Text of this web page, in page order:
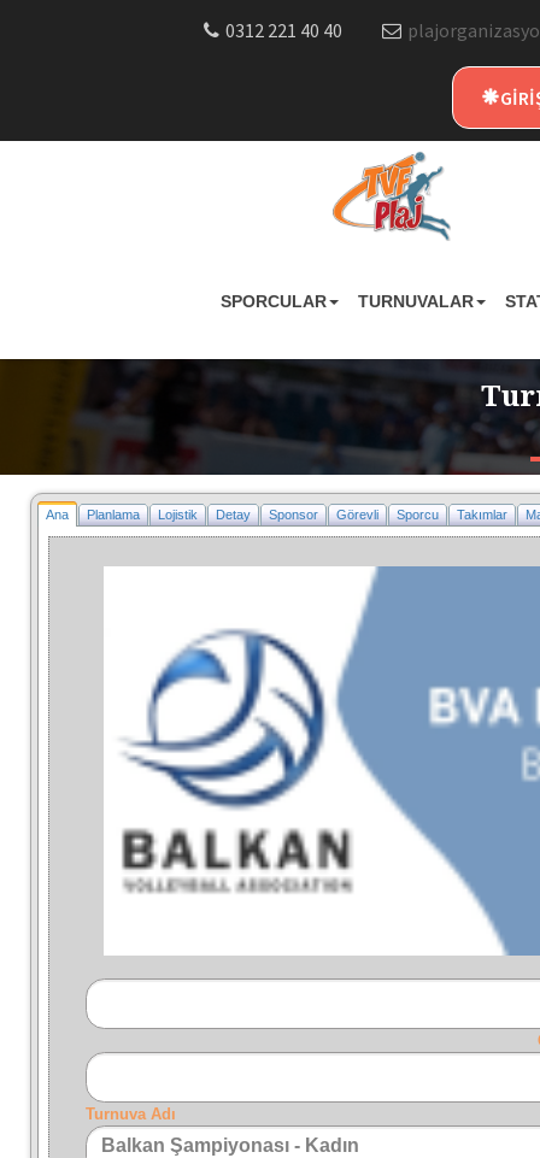
0312 221 40 40
SPORCULAR TURNUVALAR
Ana Planlama Lojistik Detay Sponsor Görevli Sporcu Takımlar
Turnuva Adı
Balkan Şampiyonası - Kadın